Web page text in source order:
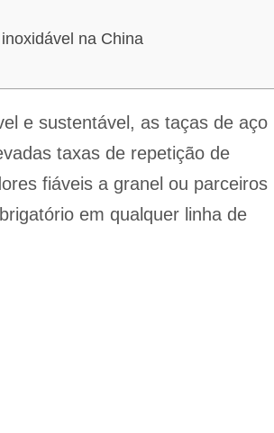
na China
e sustentável, as taças de aço
taxas de repetição de
fiáveis a granel ou parceiros
em qualquer linha de